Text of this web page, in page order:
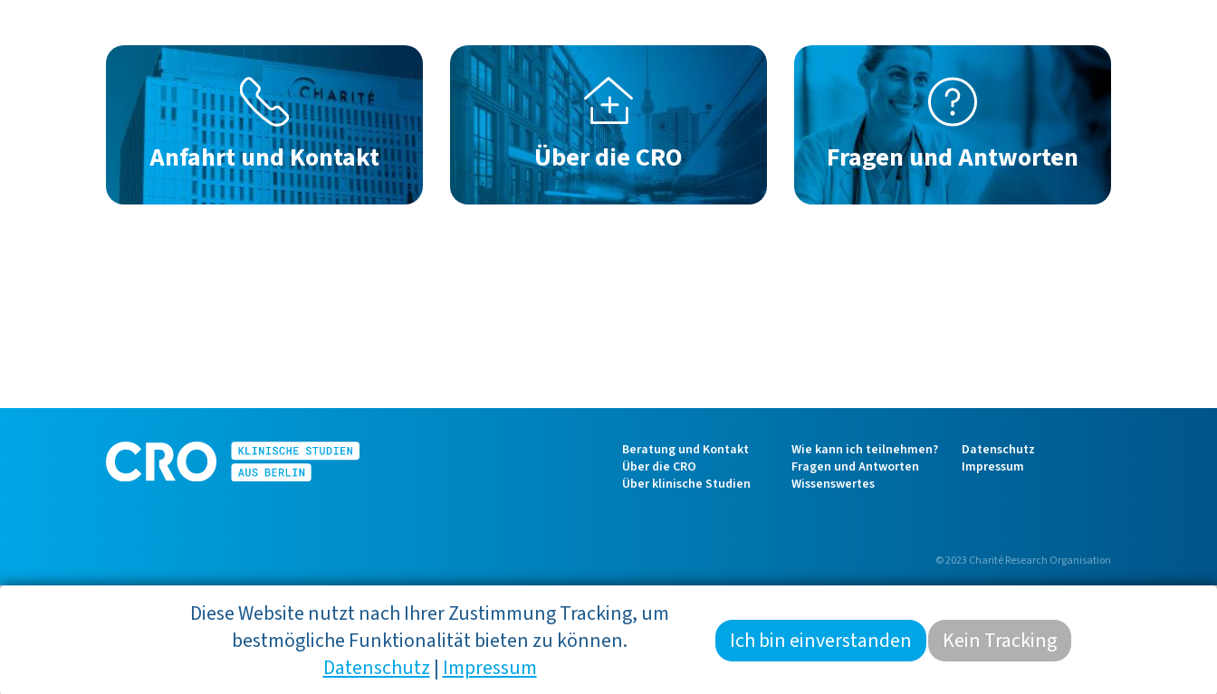
Bild
Anfahrt und Kontakt
Bild
Über die CRO
Bild
Fragen und Antworten
Fußzeile
Beratung und Kontakt
Über die CRO
Über klinische Studien
Wie kann ich teilnehmen?
Fragen und Antworten
Wissenswertes
Datenschutz
Impressum
© 2023 Charité Research Organisation
Diese Website nutzt nach Ihrer Zustimmung Tracking, um
bestmögliche Funktionalität bieten zu können.
Datenschutz | Impressum
Ich bin einverstanden Kein Tracking